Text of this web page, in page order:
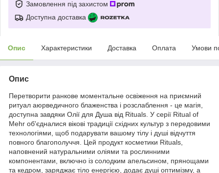
Замовлення під захистом
Доступна доставка
Опис Характеристики Доставка Оплата Умови
Опис
Перетворити ранкове моментальне освіження на приємний
ритуал аюрведичного блаженства і розслаблення - це магія,
доступна завдяки Олії для Душа від Rituals. У серії Ritual of
Mehr об'єдналися вікові традиції східних культур з передовими
технологіями, щоб подарувати вашому тілу і душі відчуття
повного благополуччя. Цей продукт косметики Rituals,
наповнений натуральними оліями та рослинними
компонентами, включно із солодким апельсином, прянощами
та кедром, заряджає тіло енергією, додає душі оптимізму, а